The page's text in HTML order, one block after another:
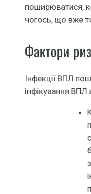
поширюватися,
чогось, що вже
Фактори
Інфекції ВПЛ
інфікування